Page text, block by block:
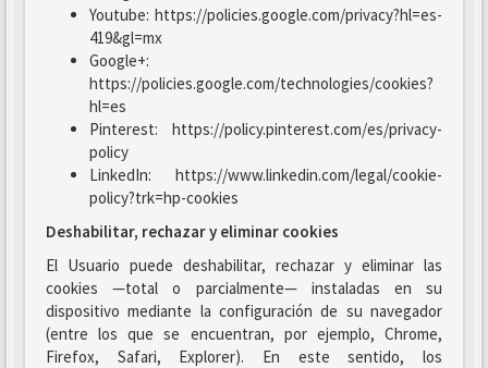
Youtube: https://policies.google.com/privacy?hl=es-
419&gl=mx
Google+:
https://policies.google.com/technologies/cookies?
hl=es
Pinterest: https://policy.pinterest.com/es/privacy-
policy
LinkedIn: https://www.linkedin.com/legal/cookie-
policy?trk=hp-cookies
Deshabilitar, rechazar y eliminar cookies
El Usuario puede deshabilitar, rechazar y eliminar las
cookies —total o parcialmente— instaladas en su
dispositivo mediante la configuración de su navegador
(entre los que se encuentran, por ejemplo, Chrome,
Firefox, Safari, Explorer). En este sentido, los